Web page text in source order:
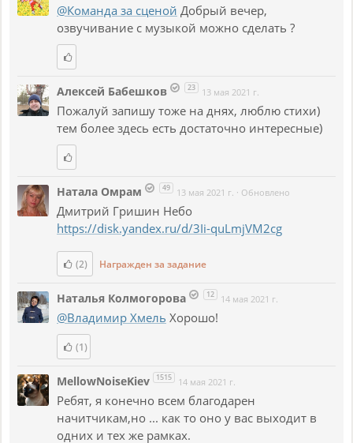
@Команда за сценой Добрый вечер,
озвучивание с музыкой можно сделать ?
Алексей Бабешков 23 13 мая 2021 г.
Пожалуй запишу тоже на днях, люблю стихи)
тем более здесь есть достаточно интересные)
Натала Омрам 49 13 мая 2021 г. · Обновлено
Дмитрий Гришин Небо
https://disk.yandex.ru/d/3Ii-quLmjVM2cg
(2) Награжден за задание
Наталья Колмогорова 12 14 мая 2021 г.
@Владимир Хмель Хорошо!
(1)
MellowNoiseKiev 1515 14 мая 2021 г.
Ребят, я конечно всем благодарен
начитчикам,но ... как то оно у вас выходит в
одних и тех же рамках.